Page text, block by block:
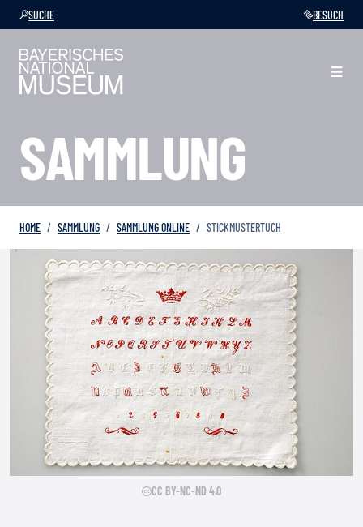
SUCHE BESUCH
SAMMLUNG
HOME SAMMLUNG SAMMLUNG ONLINE STICKMUSTERTUCH
CC BY-NC-ND 4.0